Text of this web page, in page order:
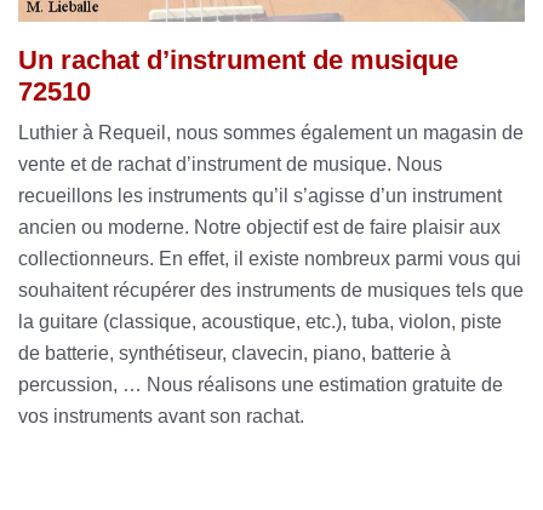
Un rachat d’instrument de musique
72510
Luthier à Requeil, nous sommes également un magasin de
vente et de rachat d’instrument de musique. Nous
recueillons les instruments qu’il s’agisse d’un instrument
ancien ou moderne. Notre objectif est de faire plaisir aux
collectionneurs. En effet, il existe nombreux parmi vous qui
souhaitent récupérer des instruments de musiques tels que
la guitare (classique, acoustique, etc.), tuba, violon, piste
de batterie, synthétiseur, clavecin, piano, batterie à
percussion, … Nous réalisons une estimation gratuite de
vos instruments avant son rachat.